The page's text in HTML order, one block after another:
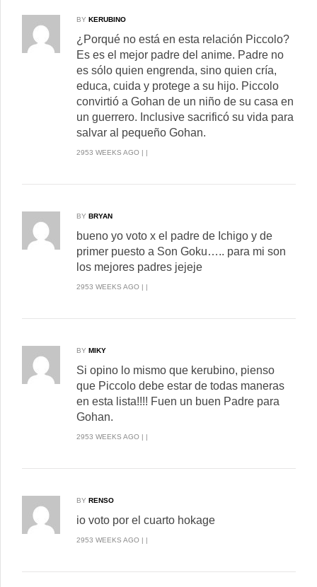
BY KERUBINO
¿Porqué no está en esta relación Piccolo?
Es es el mejor padre del anime. Padre no
es sólo quien engrenda, sino quien cría,
educa, cuida y protege a su hijo. Piccolo
convirtió a Gohan de un niño de su casa en
un guerrero. Inclusive sacrificó su vida para
salvar al pequeño Gohan.
2953 WEEKS AGO | |
BY BRYAN
bueno yo voto x el padre de Ichigo y de
primer puesto a Son Goku….. para mi son
los mejores padres jejeje
2953 WEEKS AGO | |
BY MIKY
Si opino lo mismo que kerubino, pienso
que Piccolo debe estar de todas maneras
en esta lista!!!! Fuen un buen Padre para
Gohan.
2953 WEEKS AGO | |
BY RENSO
io voto por el cuarto hokage
2953 WEEKS AGO | |